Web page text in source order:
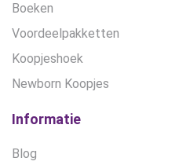
Boeken
Voordeelpakketten
Koopjeshoek
Newborn Koopjes
Informatie
Blog